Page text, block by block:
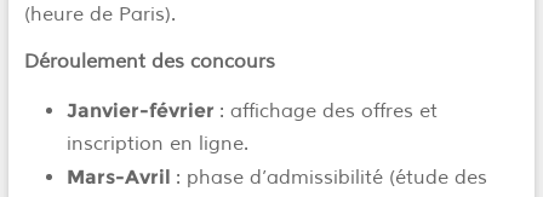
(heure de Paris).
Déroulement des concours
Janvier-février : affichage des offres et
inscription en ligne.
Mars-Avril : phase d’admissibilité (étude des